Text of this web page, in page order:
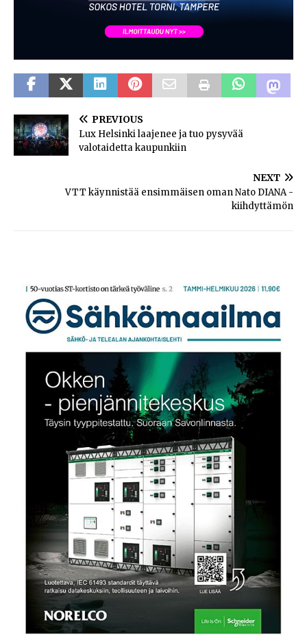
PREVIOUS
Lux Helsinki laajenee ja tuo pysyvää
valotaidetta kaupunkiin
NEXT
VTT käynnistää ensimmäisen oman Nato DIANA -
kiihdyttämön